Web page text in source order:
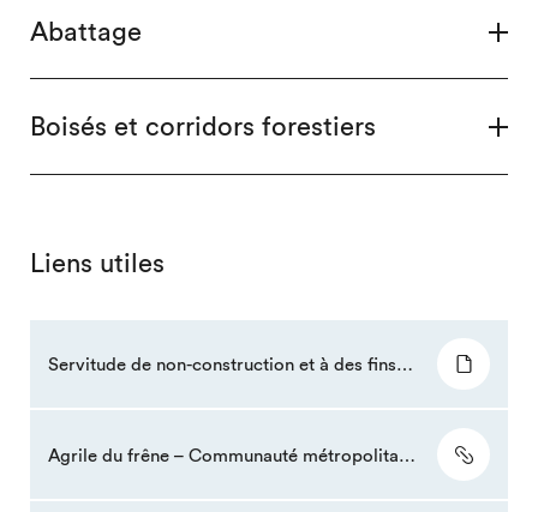
Abattage
Boisés et corridors forestiers
Liens utiles
Servitude de non-construction et à des fins de conservation - lot 5 943 208
Agrile du frêne – Communauté métropolitaine de Montréal (CMM)